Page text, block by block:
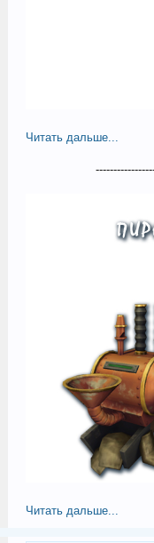
Читать дальше...
Читать дальше...